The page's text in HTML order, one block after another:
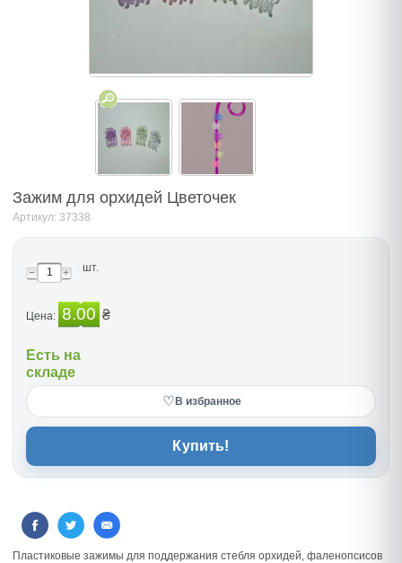
Зажим для орхидей Цветочек
Артикул: 37338
шт.
Цена: 8.00 ₴
Есть на
складе
♡В избранное
Купить!
Пластиковые зажимы для поддержания стебля орхидей, фаленопсисов